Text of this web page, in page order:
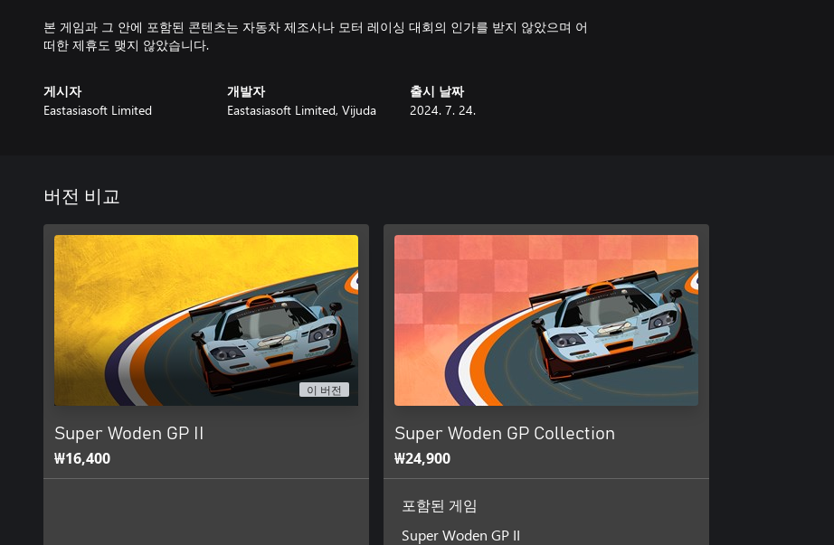
본 게임과 그 안에 포함된 콘텐츠는 자동차 제조사나 모터 레이싱 대회의 인가를 받지 않았으며 어
떠한 제휴도 맺지 않았습니다.
게시자
Eastasiasoft Limited
개발자
Eastasiasoft Limited, Vijuda
출시 날짜
2024. 7. 24.
버전 비교
이 버전
Super Woden GP II
₩16,400
Super Woden GP Collection
₩24,900
포함된 게임
Super Woden GP II